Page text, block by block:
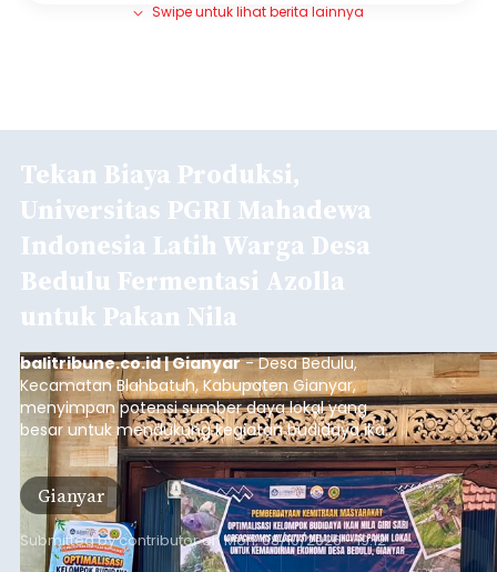
Swipe untuk lihat berita lainnya
Tekan Biaya Produksi,
Universitas PGRI Mahadewa
Indonesia Latih Warga Desa
Bedulu Fermentasi Azolla
untuk Pakan Nila
balitribune.co.id | Gianyar- Desa Bedulu,
Kecamatan Blahbatuh, Kabupaten Gianyar,
menyimpan potensi sumber daya lokal yang
besar untuk mendukung kegiatan budidaya ikan
nila.
Gianyar
Submitted bycontributoronMon, 08/10/2026 - 19:12